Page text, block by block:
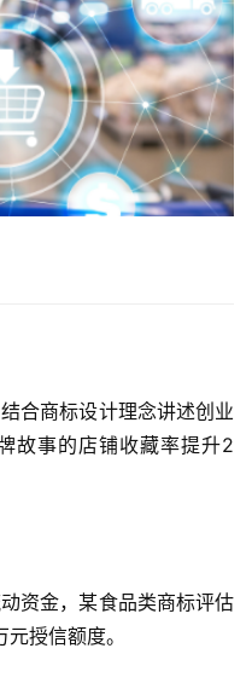
合商标设计理念讲述创业
故事的店铺收藏率提升2
资金，某食品类商标评估
授信额度。